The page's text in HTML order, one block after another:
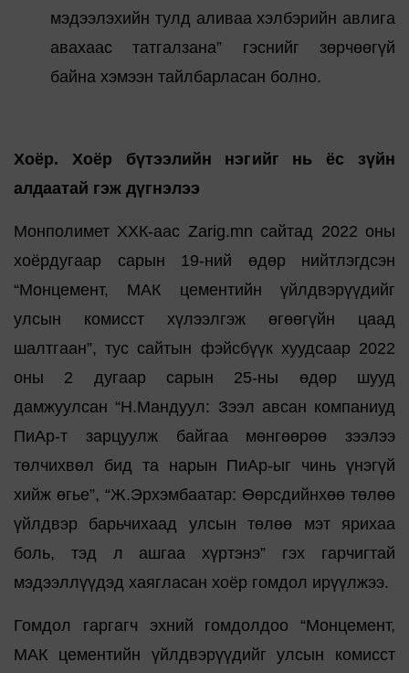
мэдээлэхийн тулд аливаа хэлбэрийн авлига
авахаас татгалзана” гэснийг зөрчөөгүй
байна хэмээн тайлбарласан болно.
Хоёр. Хоёр бүтээлийн нэгийг нь ёс зүйн
алдаатай гэж дүгнэлээ
Монполимет ХХК-аас Zarig.mn сайтад 2022 оны
хоёрдугаар сарын 19-ний өдөр нийтлэгдсэн
“Монцемент, МАК цементийн үйлдвэрүүдийг
улсын комисст хүлээлгэж өгөөгүйн цаад
шалтгаан”, тус сайтын фэйсбүүк хуудсаар 2022
оны 2 дугаар сарын 25-ны өдөр шууд
дамжуулсан “Н.Мандуул: Зээл авсан компаниуд
ПиАр-т зарцуулж байгаа мөнгөөрөө зээлээ
төлчихвөл бид та нарын ПиАр-ыг чинь үнэгүй
хийж өгье”, “Ж.Эрхэмбаатар: Өөрсдийнхөө төлөө
үйлдвэр барьчихаад улсын төлөө мэт ярихаа
боль, тэд л ашгаа хүртэнэ” гэх гарчигтай
мэдээллүүдэд хаягласан хоёр гомдол ирүүлжээ.
Гомдол гаргагч эхний гомдолдоо “Монцемент,
МАК цементийн үйлдвэрүүдийг улсын комисст